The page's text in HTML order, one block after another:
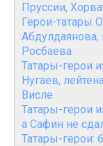
Пруссии,
Герои-татары
Росбаева
Татары-герои
Нугаев,
Висле
Татары-герои
а Сафин не
Татары-герои: